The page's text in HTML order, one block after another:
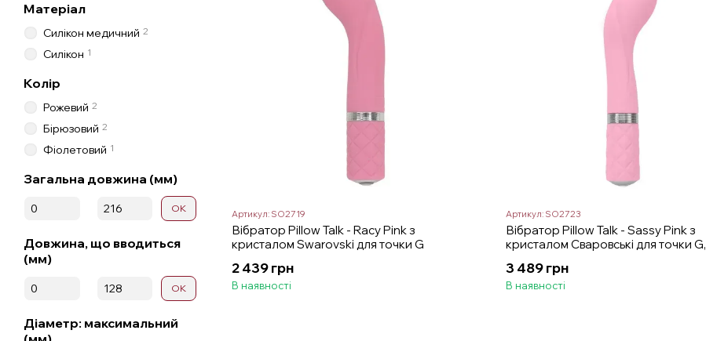
Артикул: SO2719
Вібратор Pillow Talk - Racy Pink з
кристалом Swarovski для точки G
2 439 грн
В наявності
Артикул: SO2723
Вібратор Pillow Talk - Sassy Pink з
кристалом Сваровські для точки G,
3 489 грн
В наявності
Матеріал
Силікон медичний 2
Силікон 1
Колір
Рожевий 2
Бірюзовий 2
Фіолетовий 1
Загальна довжина (мм)
Від Загальна довжина (мм)
До Загальна довжина (мм) ОК
Довжина, що вводиться
(мм)
Від Довжина, що вводиться (мм)
До Довжина, що вводиться (мм)
ОК
Діаметр: максимальний